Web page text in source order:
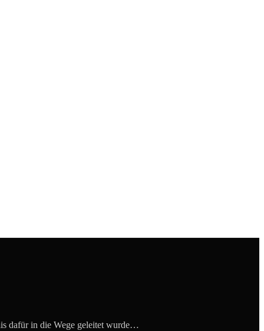
dafür in die Wege geleitet wurde…